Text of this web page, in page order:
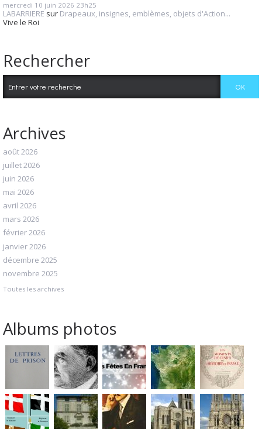
mercredi 10 juin 2026 23h25
LABARRIERE sur Drapeaux, insignes, emblèmes, objets d'Action...
Vive le Roi
Rechercher
Archives
août 2026
juillet 2026
juin 2026
mai 2026
avril 2026
mars 2026
février 2026
janvier 2026
décembre 2025
novembre 2025
Toutes les archives
Albums photos